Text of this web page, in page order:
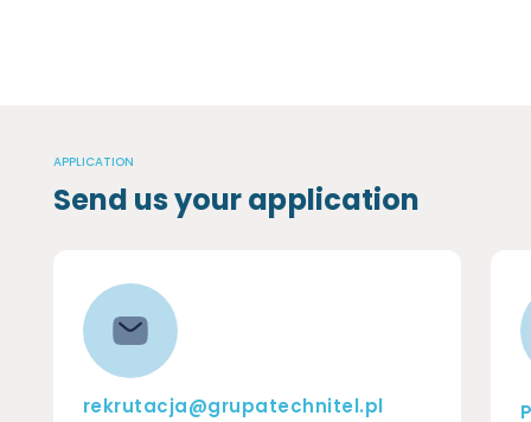
APPLICATION
Send us your application
rekrutacja@grupatechnitel.pl